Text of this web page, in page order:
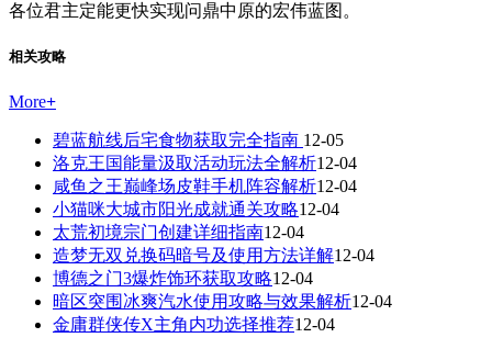
各位君主定能更快实现问鼎中原的宏伟蓝图。
相关攻略
More+
碧蓝航线后宅食物获取完全指南 12-05
洛克王国能量汲取活动玩法全解析12-04
咸鱼之王巅峰场皮鞋手机阵容解析12-04
小猫咪大城市阳光成就通关攻略12-04
太荒初境宗门创建详细指南12-04
造梦无双兑换码暗号及使用方法详解12-04
博德之门3爆炸饰环获取攻略12-04
暗区突围冰爽汽水使用攻略与效果解析12-04
金庸群侠传X主角内功选择推荐12-04